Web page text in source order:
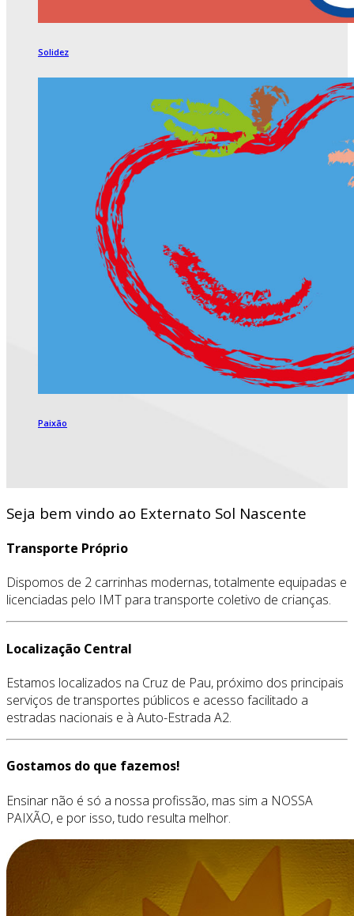
Solidez
Paixão
Seja bem vindo ao Externato Sol Nascente
Transporte Próprio
Dispomos de 2 carrinhas modernas, totalmente equipadas e
licenciadas pelo IMT para transporte coletivo de crianças.
Localização Central
Estamos localizados na Cruz de Pau, próximo dos principais
serviços de transportes públicos e acesso facilitado a
estradas nacionais e à Auto-Estrada A2.
Gostamos do que fazemos!
Ensinar não é só a nossa profissão, mas sim a NOSSA
PAIXÃO, e por isso, tudo resulta melhor.